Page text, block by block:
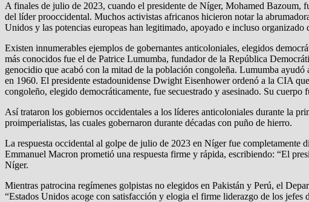
A finales de julio de 2023, cuando el presidente de Níger, Mohamed Bazoum,
del líder prooccidental. Muchos activistas africanos hicieron notar la
Unidos y las potencias europeas han legitimado, apoyado e incluso
Existen innumerables ejemplos de gobernantes anticoloniales, elegidos
más conocidos fue el de Patrice Lumumba, fundador de la República
genocidio que acabó con la mitad de la población congoleña. Lumumba
en 1960. El presidente estadounidense Dwight Eisenhower ordenó a la CIA
congoleño, elegido democráticamente, fue secuestrado y asesinado. Su
Así trataron los gobiernos occidentales a los líderes anticoloniales durante la
proimperialistas, las cuales gobernaron durante décadas con puño de hierro.
La respuesta occidental al golpe de julio de 2023 en Níger fue
Emmanuel Macron prometió una respuesta firme y rápida, escribiendo: “El
Níger.
Mientras patrocina regímenes golpistas no elegidos en Pakistán y Perú, el
“Estados Unidos acoge con satisfacción y elogia el firme liderazgo de los